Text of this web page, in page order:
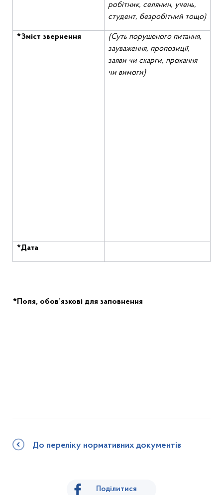
робітник, селянин, учень,
студент, безробітний тощо)
*Зміст звернення
(Суть порушеного питання,
зауваження, пропозиції,
заяви чи скарги, прохання
чи вимоги)
*Дата
*Поля, обов’язкові для заповнення
До переліку нормативних документів
Поділитися